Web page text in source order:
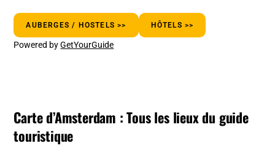
AUBERGES / HOSTELS >> HÔTELS >>
Powered byGetYourGuide
Carte d’Amsterdam : Tous les lieux du guide
touristique